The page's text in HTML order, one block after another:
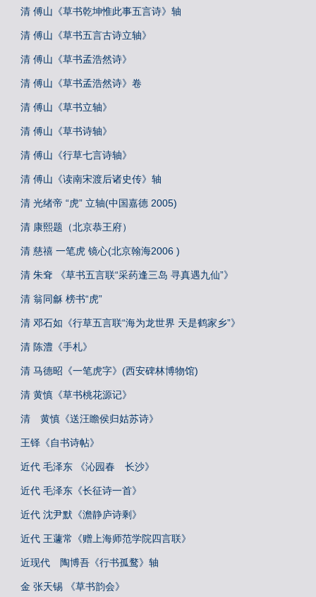
清 傅山《草书乾坤惟此事五言诗》轴
清 傅山《草书五言古诗立轴》
清 傅山《草书孟浩然诗》
清 傅山《草书孟浩然诗》卷
清 傅山《草书立轴》
清 傅山《草书诗轴》
清 傅山《行草七言诗轴》
清 傅山《读南宋渡后诸史传》轴
清 光绪帝 “虎” 立轴(中国嘉德 2005)
清 康熙题（北京恭王府）
清 慈禧 一笔虎 镜心(北京翰海2006 )
清 朱耷 《草书五言联“采药逢三岛 寻真遇九仙”》
清 翁同龢 榜书“虎”
清 邓石如《行草五言联“海为龙世界 天是鹤家乡”》
清 陈澧《手札》
清 马德昭《一笔虎字》(西安碑林博物馆)
清 黄慎《草书桃花源记》
清 黄慎《送汪瞻侯归姑苏诗》
王铎《自书诗帖》
近代 毛泽东 《沁园春 长沙》
近代 毛泽东《长征诗一首》
近代 沈尹默《澹静庐诗剩》
近代 王蘧常《赠上海师范学院四言联》
近现代 陶博吾《行书孤鹜》轴
金 张天锡 《草书韵会》